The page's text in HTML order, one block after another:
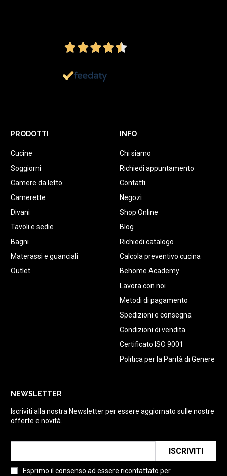
PRODOTTI
Cucine
Soggiorni
Camere da letto
Camerette
Divani
Tavoli e sedie
Bagni
Materassi e guanciali
Outlet
INFO
Chi siamo
Richiedi appuntamento
Contatti
Negozi
Shop Online
Blog
Richiedi catalogo
Calcola preventivo cucina
Behome Academy
Lavora con noi
Metodi di pagamento
Spedizioni e consegna
Condizioni di vendita
Certificato ISO 9001
Politica per la Parità di Genere
NEWSLETTER
Iscriviti alla nostra Newsletter per essere aggiornato sulle nostre
offerte e novità.
ISCRIVITI
Esprimo il consenso ad essere ricontattato per